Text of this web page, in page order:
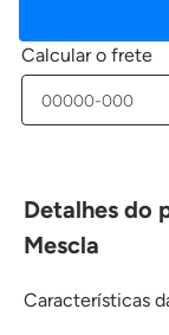
Calcular o frete
Detalhes do
Mescla
Características